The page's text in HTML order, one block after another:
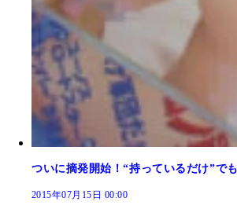
ついに摘発開始！“持っているだけ”で
2015年07月15日 00:00